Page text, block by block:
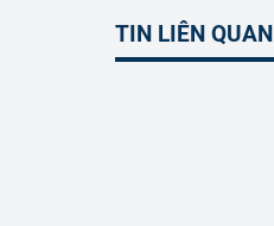
TIN LIÊN QUAN